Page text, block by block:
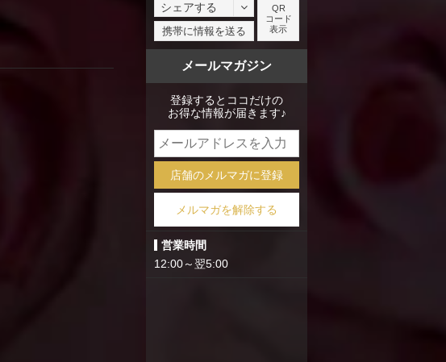
シェアする
facebook
携帯に情報を送る
QR
コード
表示
メールマガジン
登録するとココだけの
お得な情報が届きます♪
店舗のメルマガに登録
メルマガを解除する
営業時間
12:00～翌5:00